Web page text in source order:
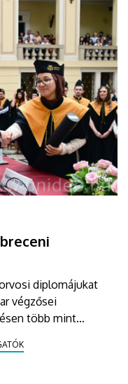
diplomájukat
végzősei
több mint